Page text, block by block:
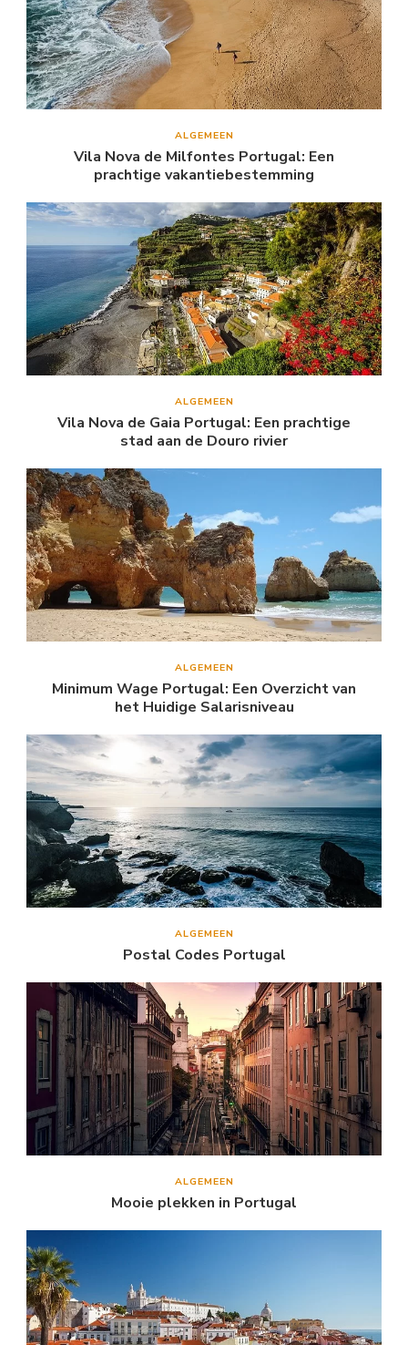
ALGEMEEN
Vila Nova de Milfontes Portugal: Een
prachtige vakantiebestemming
ALGEMEEN
Vila Nova de Gaia Portugal: Een prachtige
stad aan de Douro rivier
ALGEMEEN
Minimum Wage Portugal: Een Overzicht van
het Huidige Salarisniveau
ALGEMEEN
Postal Codes Portugal
ALGEMEEN
Mooie plekken in Portugal